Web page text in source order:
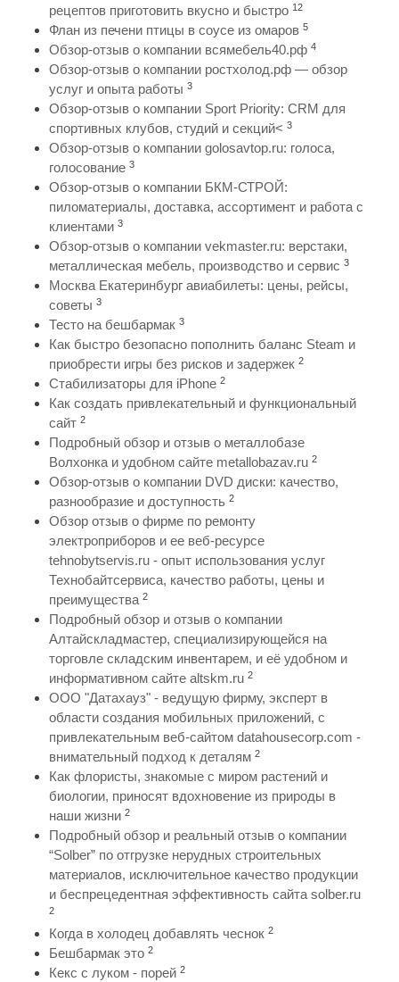
рецептов приготовить вкусно и быстро 12
Флан из печени птицы в соусе из омаров 5
Обзор-отзыв о компании всямебель40.рф 4
Обзор-отзыв о компании ростхолод.рф — обзор
услуг и опыта работы 3
Обзор-отзыв о компании Sport Priority: CRM для
спортивных клубов, студий и секций< 3
Обзор-отзыв о компании golosavtop.ru: голоса,
голосование 3
Обзор-отзыв о компании БКМ-СТРОЙ:
пиломатериалы, доставка, ассортимент и работа с
клиентами 3
Обзор-отзыв о компании vekmaster.ru: верстаки,
металлическая мебель, производство и сервис 3
Москва Екатеринбург авиабилеты: цены, рейсы,
советы 3
Тесто на бешбармак 3
Как быстро безопасно пополнить баланс Steam и
приобрести игры без рисков и задержек 2
Стабилизаторы для iPhone 2
Как создать привлекательный и функциональный
сайт 2
Подробный обзор и отзыв о металлобазе
Волхонка и удобном сайте metallobazav.ru 2
Обзор-отзыв о компании DVD диски: качество,
разнообразие и доступность 2
Обзор отзыв о фирме по ремонту
электроприборов и ее веб-ресурсе
tehnobytservis.ru - опыт использования услуг
Технобайтсервиса, качество работы, цены и
преимущества 2
Подробный обзор и отзыв о компании
Алтайскладмастер, специализирующейся на
торговле складским инвентарем, и её удобном и
информативном сайте altskm.ru 2
ООО "Датахауз" - ведущую фирму, эксперт в
области создания мобильных приложений, с
привлекательным веб-сайтом datahousecorp.com -
внимательный подход к деталям 2
Как флористы, знакомые с миром растений и
биологии, приносят вдохновение из природы в
наши жизни 2
Подробный обзор и реальный отзыв о компании
“Solber” по отгрузке нерудных строительных
материалов, исключительное качество продукции
и беспрецедентная эффективность сайта solber.ru
2
Когда в холодец добавлять чеснок 2
Бешбармак это 2
Кекс с луком - порей 2